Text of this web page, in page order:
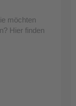
möchten
Hier finden